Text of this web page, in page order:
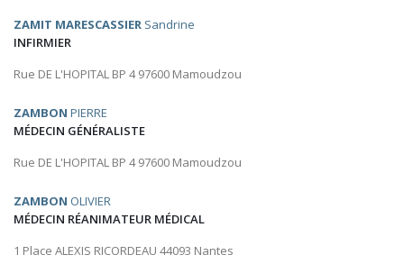
ZAMIT MARESCASSIER Sandrine
INFIRMIER
Rue DE L'HOPITAL BP 4 97600 Mamoudzou
ZAMBON PIERRE
MÉDECIN GÉNÉRALISTE
Rue DE L'HOPITAL BP 4 97600 Mamoudzou
ZAMBON OLIVIER
MÉDECIN RÉANIMATEUR MÉDICAL
1 Place ALEXIS RICORDEAU 44093 Nantes